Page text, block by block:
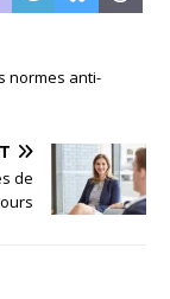
normes anti-
de